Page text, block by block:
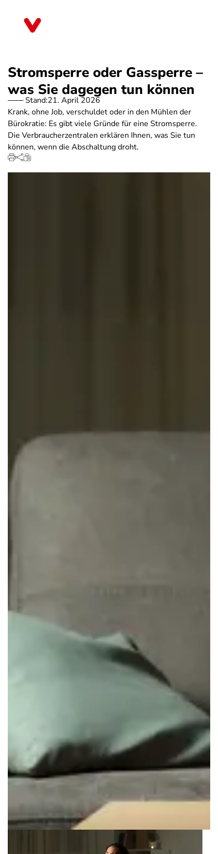
Stromsperre oder Gassperre –
was Sie dagegen tun können
Stand:21. April 2026
Krank, ohne Job, verschuldet oder in den Mühlen der
Bürokratie: Es gibt viele Gründe für eine Stromsperre.
Die Verbraucherzentralen erklären Ihnen, was Sie tun
können, wenn die Abschaltung droht.